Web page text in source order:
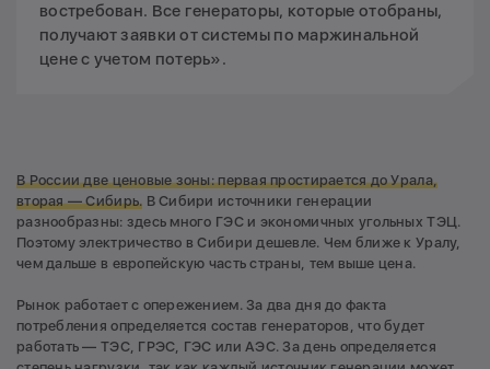
востребован. Все генераторы, которые отобраны,
получают заявки от системы по маржинальной
цене с учетом потерь».
В России две ценовые зоны: первая простирается до Урала,
вторая — Сибирь. В Сибири источники генерации
разнообразны: здесь много ГЭС и экономичных угольных ТЭЦ.
Поэтому электричество в Сибири дешевле. Чем ближе к Уралу,
чем дальше в европейскую часть страны, тем выше цена.
Рынок работает с опережением. За два дня до факта
потребления определяется состав генераторов, что будет
работать — ТЭС, ГРЭС, ГЭС или АЭС. За день определяется